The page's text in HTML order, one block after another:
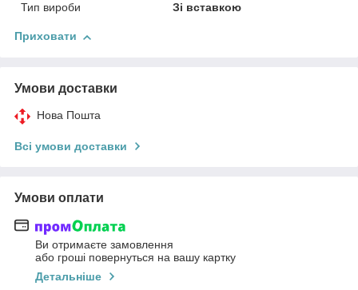
Тип вироби
Зі вставкою
Приховати
Умови доставки
Нова Пошта
Всі умови доставки
Умови оплати
Ви отримаєте замовлення
або гроші повернуться на вашу картку
Детальніше